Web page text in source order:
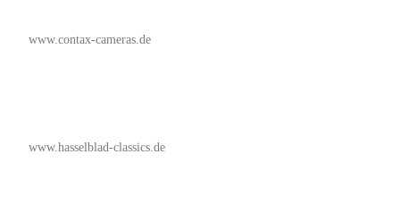
www.contax-cameras.de
www.hasselblad-classics.de